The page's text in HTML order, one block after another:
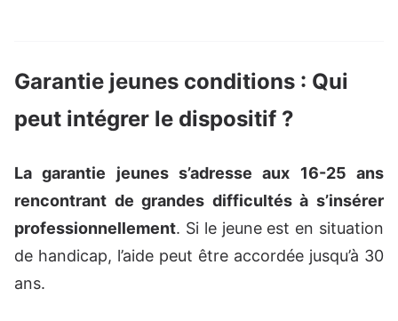
Garantie jeunes conditions : Qui
peut intégrer le dispositif ?
La garantie jeunes s’adresse aux 16-25 ans
rencontrant de grandes difficultés à s’insérer
professionnellement. Si le jeune est en situation
de handicap, l’aide peut être accordée jusqu’à 30
ans.